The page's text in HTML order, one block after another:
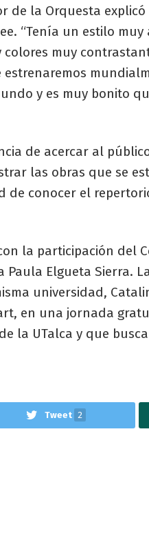
de la Orquesta
“Tenía un estilo muy
muy
y es muy bonito
de acercar al
las obras que se
conocer el
la participación del
Elgueta Sierra.
universidad,
en una jornada
la UTalca y que
Tweet 2